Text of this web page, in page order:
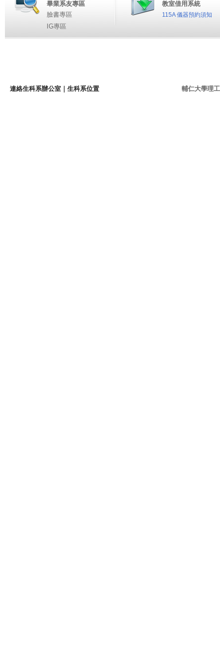
畢業系友專區
臉書專區
IG專區
教室借用系統
115A 儀器預約須知
連絡生科系辦公室 ｜ 生科系位置 輔仁大學理